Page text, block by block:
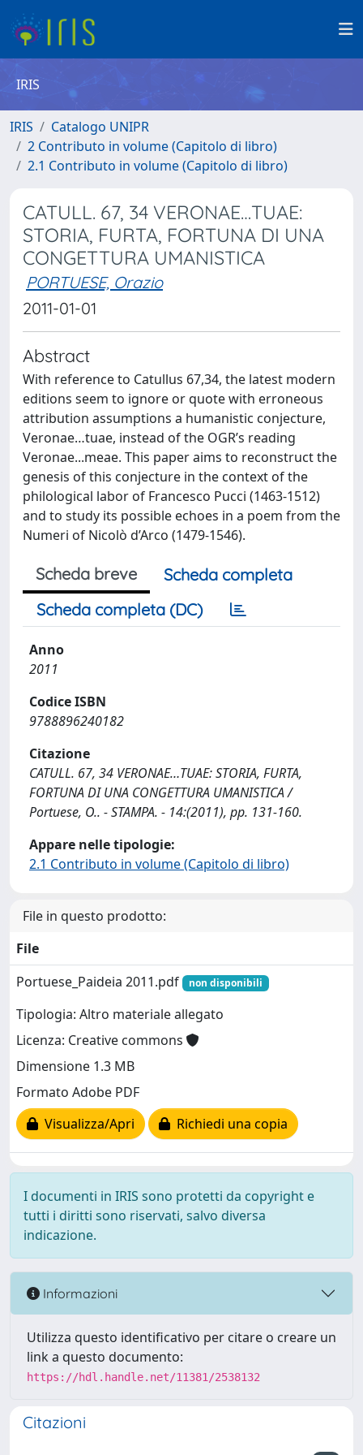
IRIS
IRIS
Catalogo UNIPR
2 Contributo in volume (Capitolo di libro)
2.1 Contributo in volume (Capitolo di libro)
CATULL. 67, 34 VERONAE…TUAE:
STORIA, FURTA, FORTUNA DI UNA
CONGETTURA UMANISTICA
PORTUESE, Orazio
2011-01-01
Abstract
With reference to Catullus 67,34, the latest modern
editions seem to ignore or quote with erroneous
attribution assumptions a humanistic conjecture,
Veronae…tuae, instead of the OGR’s reading
Veronae...meae. This paper aims to reconstruct the
genesis of this conjecture in the context of the
philological labor of Francesco Pucci (1463-1512)
and to study its possible echoes in a poem from the
Numeri of Nicolò d’Arco (1479-1546).
Scheda breve
Scheda completa
Scheda completa (DC)
Anno
2011
Codice ISBN
9788896240182
Citazione
CATULL. 67, 34 VERONAE…TUAE: STORIA, FURTA,
FORTUNA DI UNA CONGETTURA UMANISTICA /
Portuese, O.. - STAMPA. - 14:(2011), pp. 131-160.
Appare nelle tipologie:
2.1 Contributo in volume (Capitolo di libro)
File in questo prodotto:
File
Portuese_Paideia 2011.pdf
non disponibili
Tipologia: Altro materiale allegato
Licenza: Creative commons
Dimensione 1.3 MB
Formato Adobe PDF
Visualizza/Apri
Richiedi una copia
I documenti in IRIS sono protetti da copyright e
tutti i diritti sono riservati, salvo diversa
indicazione.
Informazioni
Utilizza questo identificativo per citare o creare un
link a questo documento:
https://hdl.handle.net/11381/2538132
Citazioni